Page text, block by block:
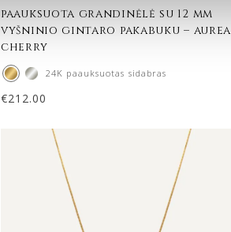
paauksuota grandinėlė su 12 mm
vyšninio gintaro pakabuku – aurea
cherry
24K paauksuotas sidabras
€212.00